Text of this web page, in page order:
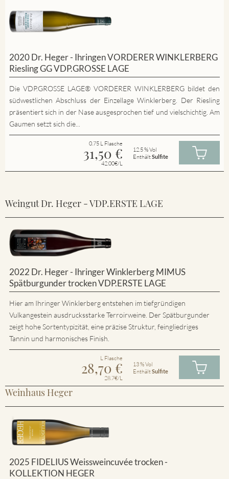
2020 Dr. Heger - Ihringen VORDERER WINKLERBERG
Riesling GG VDP.GROSSE LAGE
Die VDP.GROSSE LAGE® VORDERER WINKLERBERG bildet den
südwestlichen Abschluss der Einzellage Winklerberg. Der Riesling
präsentiert sich in der Nase ausgesprochen tief und vielschichtig. Am
Gaumen setzt sich die...
0.75 L Flasche
31,50 €
42.00€/L
12.5 % Vol
EnthältSulfite
Weingut Dr. Heger - VDP.ERSTE LAGE
2022 Dr. Heger - Ihringer Winklerberg MIMUS
Spätburgunder trocken VDP.ERSTE LAGE
Hier am Ihringer Winklerberg entstehen im tiefgründigen
Vulkangestein ausdrucksstarke Terroirweine. Der Spätburgunder
zeigt hohe Sortentypizität, eine präzise Struktur, feingliedriges
Tannin und harmonisches Finish.
L Flasche
28,70 €
28.7€/L
13 % Vol
EnthältSulfite
Weinhaus Heger
2025 FIDELIUS Weissweincuvée trocken -
KOLLEKTION HEGER